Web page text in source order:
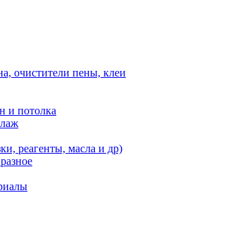
очистители пены, клеи
и потолка
реагенты, масла и др)